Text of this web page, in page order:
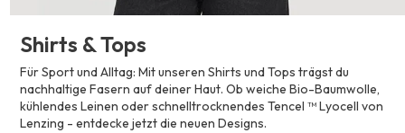
Shirts & Tops
Für Sport und Alltag: Mit unseren Shirts und Tops trägst du
nachhaltige Fasern auf deiner Haut. Ob weiche Bio-Baumwolle,
kühlendes Leinen oder schnelltrocknendes Tencel ™ Lyocell von
Lenzing - entdecke jetzt die neuen Designs.